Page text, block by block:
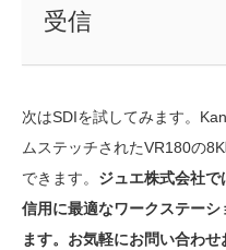
受信
次はSDIを試してみます。
ムステッチされたVR180の
できます。 ジュエ株式会社
信用に最適なワークステー
ます。お気軽にお問い合わせ